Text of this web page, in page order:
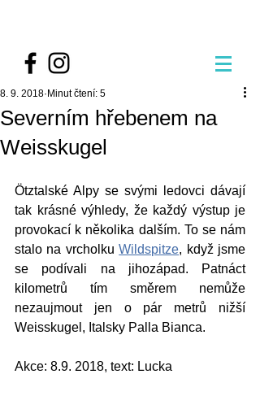
Severním hřebenem na
Weisskugel
8. 9. 2018 Minut čtení: 5
Ötztalské Alpy se svými ledovci dávají
tak krásné výhledy, že každý výstup je
provokací k několika dalším. To se nám
stalo na vrcholku Wildspitze, když jsme
se podívali na jihozápad. Patnáct
kilometrů tím směrem nemůže
nezaujmout jen o pár metrů nižší
Weisskugel, Italsky Palla Bianca.
Akce: 8.9. 2018, text: Lucka